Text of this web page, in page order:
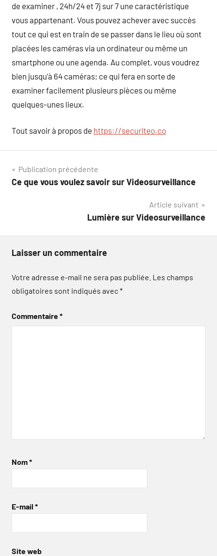
de examiner , 24h/24 et 7j sur 7 une caractéristique
vous appartenant. Vous pouvez achever avec succès
tout ce qui est en train de se passer dans le lieu où sont
placées les caméras via un ordinateur ou même un
smartphone ou une agenda. Au complet, vous voudrez
bien jusqu’à 64 caméras; ce qui fera en sorte de
examiner facilement plusieurs pièces ou même
quelques-unes lieux.
Tout savoir à propos de https://securiteo.co
Navigation
de
Publication précédente
Ce que vous voulez savoir sur Videosurveillance
Article suivant
Lumière sur Videosurveillance
Laisser un commentaire
Votre adresse e-mail ne sera pas publiée. Les champs
obligatoires sont indiqués avec*
Commentaire*
Nom*
E-mail *
Site web